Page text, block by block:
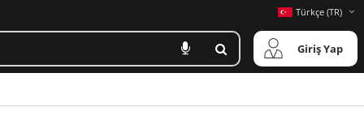
Türkçe (TR)
Giriş Yap